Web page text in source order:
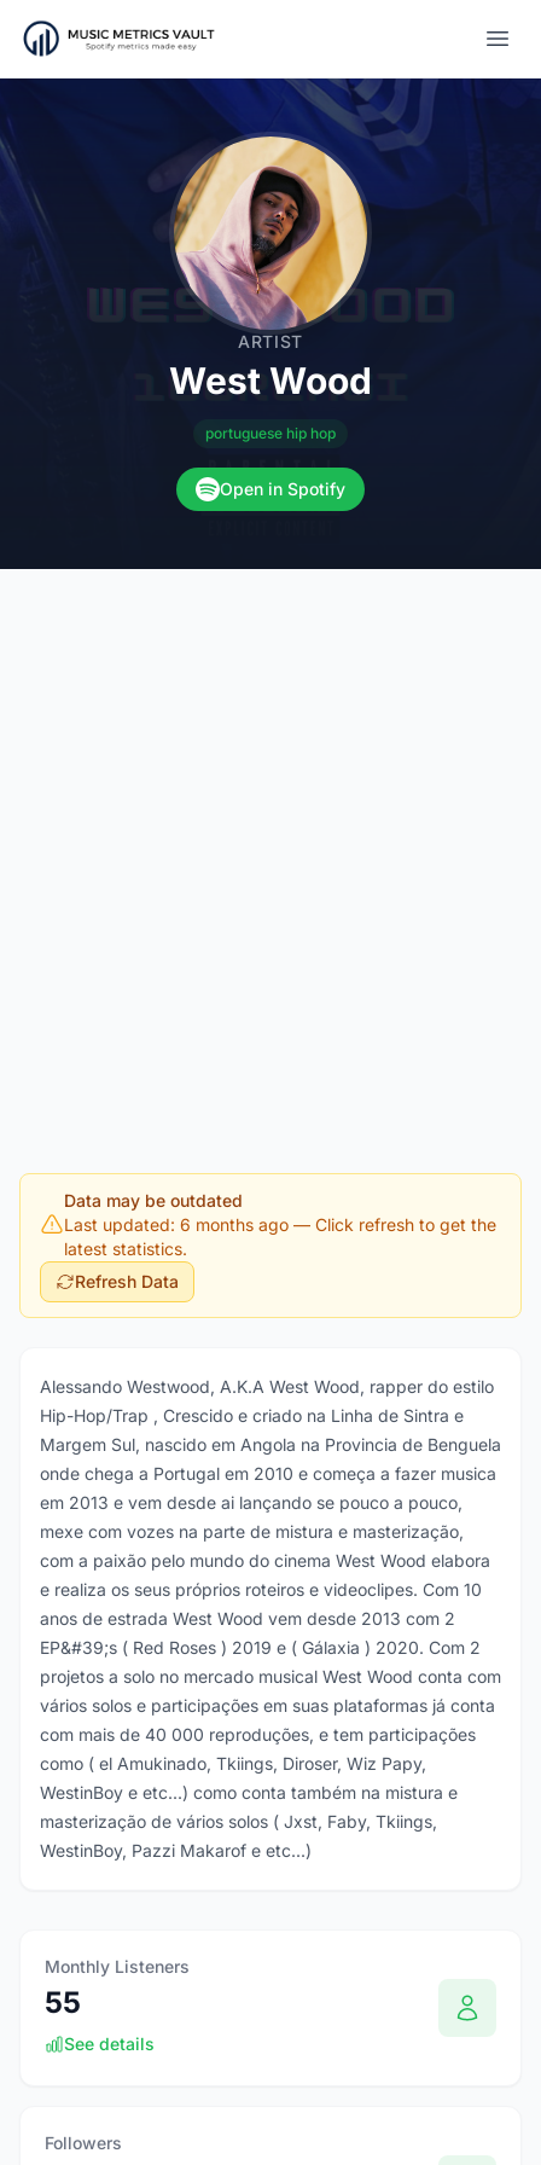
ARTIST
West Wood
portuguese hip hop
Open in Spotify
Data may be outdated
Last updated: 6 months ago — Click refresh to get the
latest statistics.
Refresh Data
Alessando Westwood, A.K.A West Wood, rapper do estilo
Hip-Hop/Trap , Crescido e criado na Linha de Sintra e
Margem Sul, nascido em Angola na Provincia de Benguela
onde chega a Portugal em 2010 e começa a fazer musica
em 2013 e vem desde ai lançando se pouco a pouco,
mexe com vozes na parte de mistura e masterização,
com a paixão pelo mundo do cinema West Wood elabora
e realiza os seus próprios roteiros e videoclipes. Com 10
anos de estrada West Wood vem desde 2013 com 2
EP&#39;s ( Red Roses ) 2019 e ( Gálaxia ) 2020. Com 2
projetos a solo no mercado musical West Wood conta com
vários solos e participações em suas plataformas já conta
com mais de 40 000 reproduções, e tem participações
como ( el Amukinado, Tkiings, Diroser, Wiz Papy,
WestinBoy e etc...) como conta também na mistura e
masterização de vários solos ( Jxst, Faby, Tkiings,
WestinBoy, Pazzi Makarof e etc...)
Monthly Listeners
55
See details
Followers